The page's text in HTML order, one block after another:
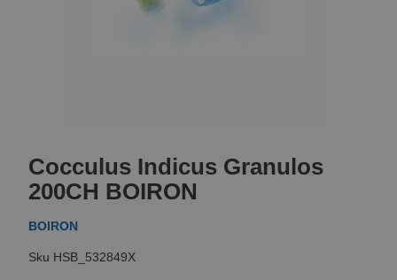
the
beginning
of
the
gallery
Cocculus Indicus Granulos
200CH BOIRON
BOIRON
HSB_532849X